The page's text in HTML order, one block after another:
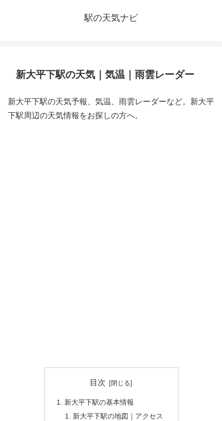
駅の天気ナビ
新大平下駅の天気｜気温｜雨雲レーダー
新大平下駅の天気予報、気温、雨雲レーダーなど。新大平
下駅周辺の天気情報をお探しの方へ。
目次
新大平下駅の基本情報
新大平下駅の地図｜アクセス